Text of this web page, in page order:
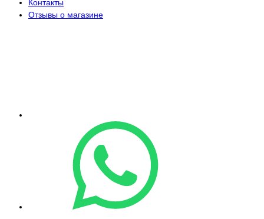
Контакты
Отзывы о магазине